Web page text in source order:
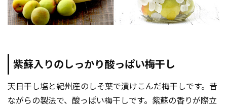
紫蘇入りのしっかり酸っぱい梅干し
天日干し塩と紀州産のしそ葉で漬けこんだ梅干しです。昔
ながらの製法で、酸っぱい梅干しです。紫蘇の香りが際立